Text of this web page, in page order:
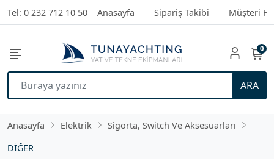
Tel: 0 232 712 10 50 Anasayfa Sipariş Takibi Müşteri
ARA
0
Anasayfa Elektrik
Sigorta, Switch Ve Aksesuarları
DİĞER